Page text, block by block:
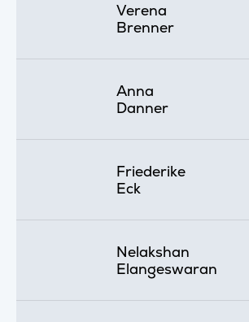
Verena
Brenner
Anna
Danner
Friederike
Eck
Nelakshan
Elangeswaran